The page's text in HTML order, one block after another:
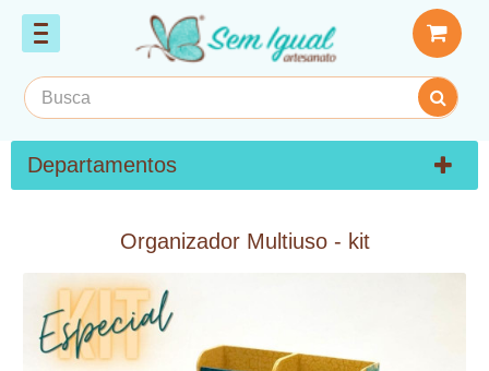
Departamentos
Organizador Multiuso - kit